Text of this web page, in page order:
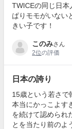
TWICEの同じ日本
ぱりモモがいない
きい子です！
このみさん
2位の評価
日本の誇り
15歳という若さで
本当にかっこよす
を続けて認められ
とを当たり前のよ